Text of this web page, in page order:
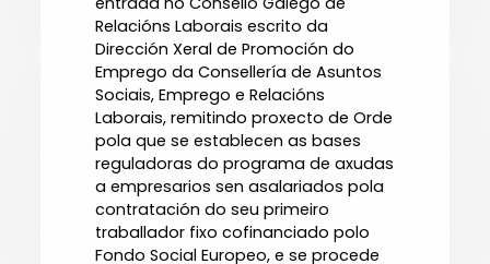
Relacións Laborais escrito da
Dirección Xeral de Promoción do
Emprego da Consellería de Asuntos
Sociais, Emprego e Relacións
Laborais, remitindo proxecto de Orde
pola que se establecen as bases
reguladoras do programa de axudas
a empresarios sen asalariados pola
contratación do seu primeiro
traballador fixo cofinanciado polo
Fondo Social Europeo, e se procede